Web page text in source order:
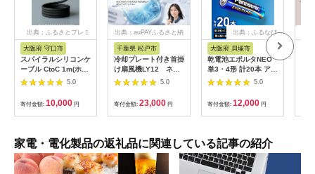
出典：ふるさとプレミ
大阪府 守口市
スパイラルシリコンケ
ーブル CtoC 1m(ホワ
イト) [2558]
5.0
寄付金額: 10,000 円
出典：auPAYふるさと納
千葉県 松戸市
冷却プレート付き首掛
け扇風機LY12 ネイ
ビー
5.0
寄付金額: 23,000 円
出典：ふるなび
大阪府 貝塚市
乾電池エボルタNEO
単3・4形 計20本 アル
カリ乾電池 パナソニ
5.0
寄付金額: 12,000 円
家電・電化製品の返礼品に関連している記事の紹介